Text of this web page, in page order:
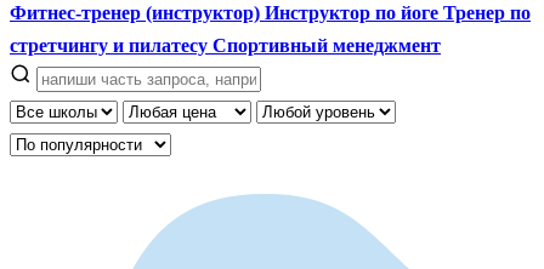
Фитнес-тренер (инструктор) Инструктор по йоге Тренер по
стретчингу и пилатесу Спортивный менеджмент